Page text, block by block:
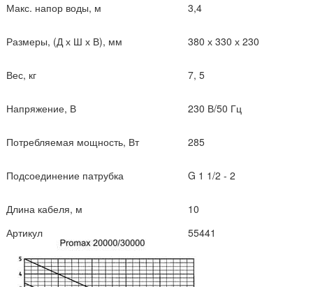
Макс. напор воды, м 3,4
Размеры, (Д х Ш х В), мм 380 х 330 х 230
Вес, кг 7, 5
Напряжение, В 230 В/50 Гц
Потребляемая мощность, Вт 285
Подсоединение патрубка G 1 1/2 - 2
Длина кабеля, м
10
Артикул
55441